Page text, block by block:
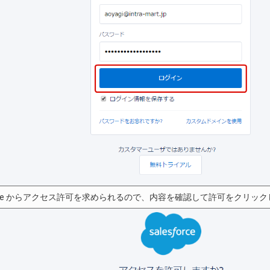
からアクセス許可を求められるので、内容を確認して許可をクリック